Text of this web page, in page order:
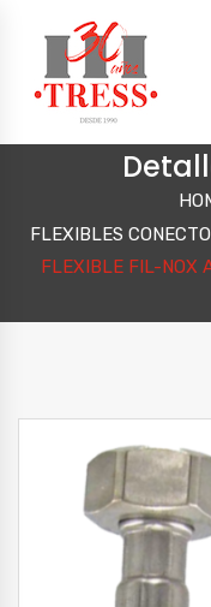
FLEXIBLES
FLEXIBLE FIL-NOX